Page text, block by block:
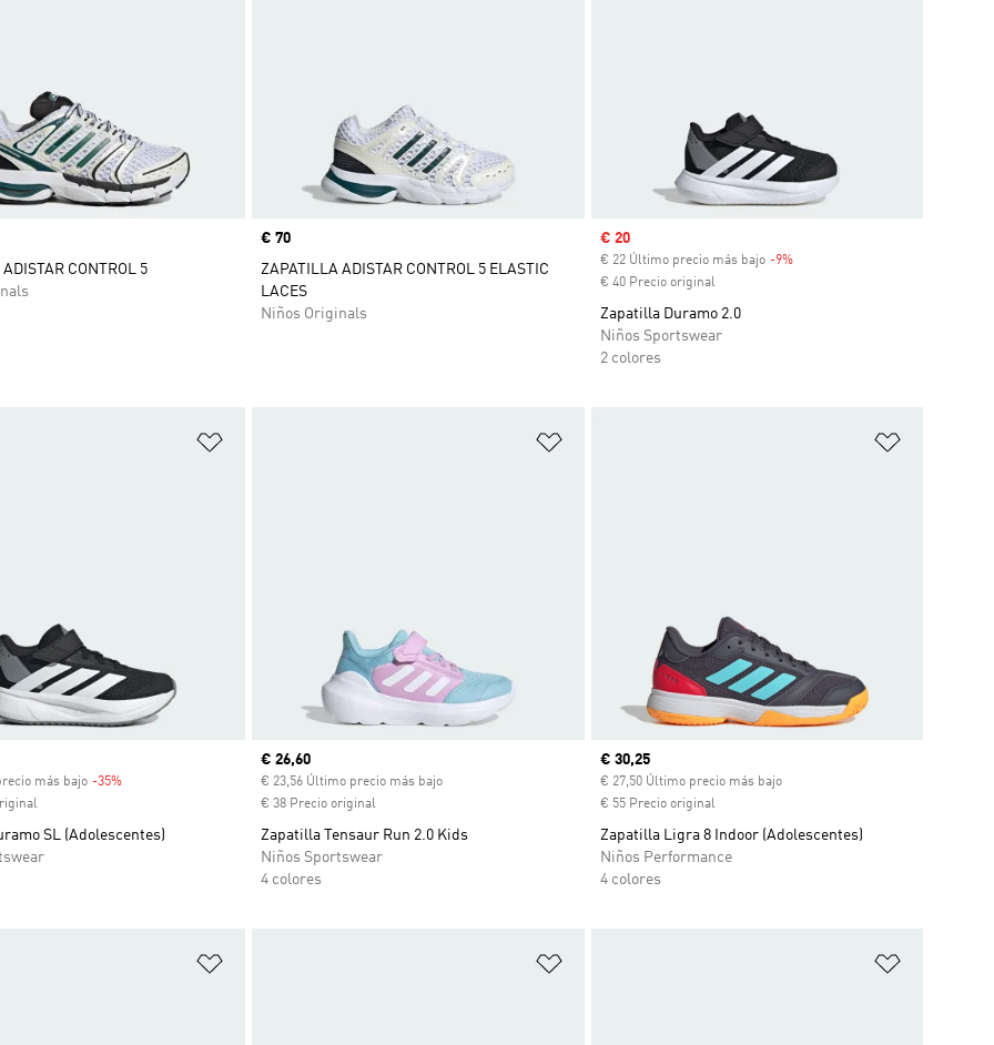
CONTROL 5
Precio
€ 70
ZAPATILLA ADISTAR CONTROL 5 ELASTIC
LACES
Niños Originals
Precio de venta
€ 20
€ 22 Último precio más bajo -9%Descuento
€ 40 Precio original
Zapatilla Duramo 2.0
Niños Sportswear
2 colores
más bajo -35%Descuento
SL (Adolescentes)
Precio actual
€ 26,60
€ 23,56 Último precio más bajo
€ 38 Precio original
Zapatilla Tensaur Run 2.0 Kids
Niños Sportswear
4 colores
Precio actual
€ 30,25
€ 27,50 Último precio más bajo
€ 55 Precio original
Zapatilla Ligra 8 Indoor (Adolescentes)
Niños Performance
4 colores